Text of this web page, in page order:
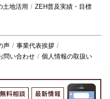
土地活用 ZEH普及実績・目標
声
事業代表挨拶
問い合わせ 個人情報の取扱い